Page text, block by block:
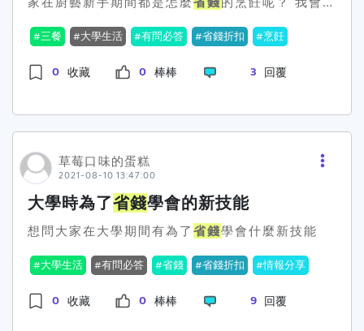
味 也不怕做出地獄料理 自己燙的青菜也比外面便
宜許多
三餐 大學生活 有問必答 省錢折扣 烹飪
0 收藏 0 棒棒 3 回覆
草莓口味的蛋糕
2021-08-10 13:47:00
大學時為了省錢學會的新技能
想問大家在大學期間有為了 省錢學會什麼新技能
大學生活 有問必答 省錢 省錢折扣 情報分享
0 收藏 0 棒棒 9 回覆